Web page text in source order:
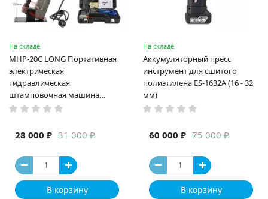
На складе
MHP-20C LONG Портативная
электрическая
гидравлическая
штамповочная машина
высокая мощность и мощный
машина
31 000 ₽
28 000 ₽
В корзину
На складе
Аккумуляторный пресс
инструмент для сшитого
полиэтилена ES-1632A (16 - 32
мм)
75 000 ₽
60 000 ₽
В корзину